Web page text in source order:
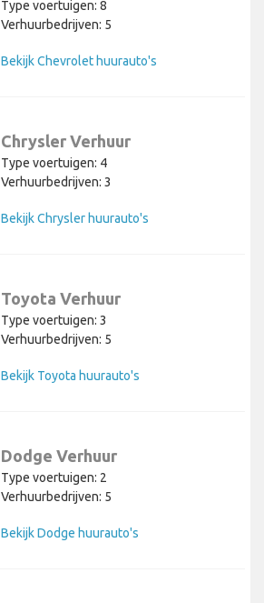
Type voertuigen: 8
Verhuurbedrijven: 5
Bekijk Chevrolet huurauto's
Chrysler Verhuur
Type voertuigen: 4
Verhuurbedrijven: 3
Bekijk Chrysler huurauto's
Toyota Verhuur
Type voertuigen: 3
Verhuurbedrijven: 5
Bekijk Toyota huurauto's
Dodge Verhuur
Type voertuigen: 2
Verhuurbedrijven: 5
Bekijk Dodge huurauto's